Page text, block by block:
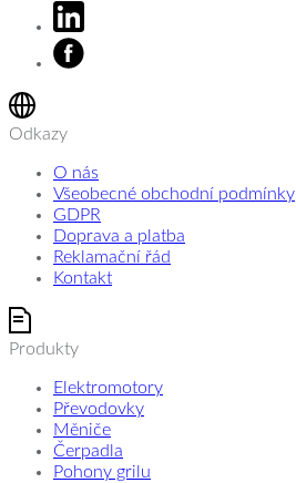
Odkazy
O nás
Všeobecné obchodní podmínky
GDPR
Doprava a platba
Reklamační řád
Kontakt
Produkty
Elektromotory
Převodovky
Měniče
Čerpadla
Pohony grilu